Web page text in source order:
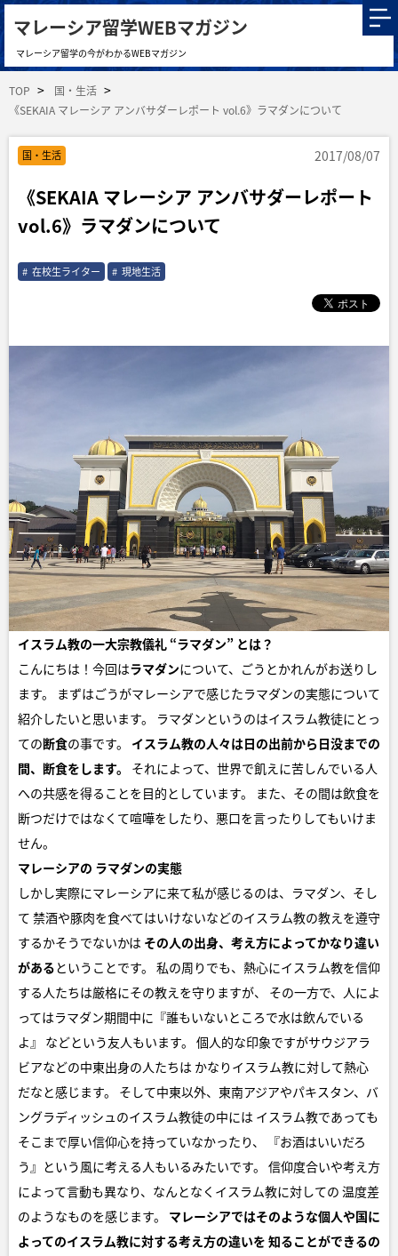
マレーシア留学WEBマガジン
マレーシア留学の今がわかるWEBマガジン
TOP
国・生活
《SEKAIA マレーシア アンバサダーレポート vol.6》ラマダンについて
国・生活 2017/08/07
《SEKAIA マレーシア アンバサダーレポート
vol.6》ラマダンについて
在校生ライター 現地生活
イスラム教の一大宗教儀礼 “ラマダン” とは？
こんにちは！今回はラマダンについて、ごうとかれんがお送りし
ます。 まずはごうがマレーシアで感じたラマダンの実態について
紹介したいと思います。 ラマダンというのはイスラム教徒にとっ
ての断食の事です。 イスラム教の人々は日の出前から日没までの
間、断食をします。
それによって、世界で飢えに苦しんでいる人
への共感を得ることを目的としています。 また、その間は飲食を
断つだけではなくて喧嘩をしたり、悪口を言ったりしてもいけま
せん。
マレーシアの ラマダンの実態
しかし実際にマレーシアに来て私が感じるのは、ラマダン、そし
て 禁酒や豚肉を食べてはいけないなどのイスラム教の教えを遵守
するかそうでないかは その人の出身、考え方によってかなり違い
があるということです。 私の周りでも、熱心にイスラム教を信仰
する人たちは厳格にその教えを守りますが、 その一方で、人によ
ってはラマダン期間中に『誰もいないところで水は飲んでいる
よ』 などという友人もいます。 個人的な印象ですがサウジアラ
ビアなどの中東出身の人たちは かなりイスラム教に対して熱心
だなと感じます。 そして中東以外、東南アジアやパキスタン、バ
ングラディッシュのイスラム教徒の中には イスラム教であっても
そこまで厚い信仰心を持っていなかったり、 『お酒はいいだろ
う』という風に考える人もいるみたいです。 信仰度合いや考え方
によって言動も異なり、なんとなくイスラム教に対しての 温度差
のようなものを感じます。 マレーシアではそのような個人や国に
よってのイスラム教に対する考え方の違いを 知ることができるの